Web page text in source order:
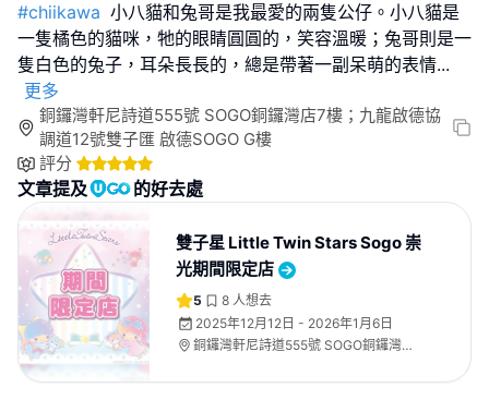
#chiikawa 小八貓和兔哥是我最愛的兩隻公仔。小八貓是
一隻橘色的貓咪，牠的眼睛圓圓的，笑容溫暖；兔哥則是一
隻白色的兔子，耳朵長長的，總是帶著一副呆萌的表情...
更多
銅鑼灣軒尼詩道555號 SOGO銅鑼灣店7樓；九龍啟德協
調道12號雙子匯 啟德SOGO G樓
評分
文章提及 的好去處
雙子星 Little Twin Stars Sogo 崇
光期間限定店
5 8 人想去
2025年12月12日 - 2026年1月6日
銅鑼灣軒尼詩道555號 SOGO銅鑼灣店7
SOGO G樓